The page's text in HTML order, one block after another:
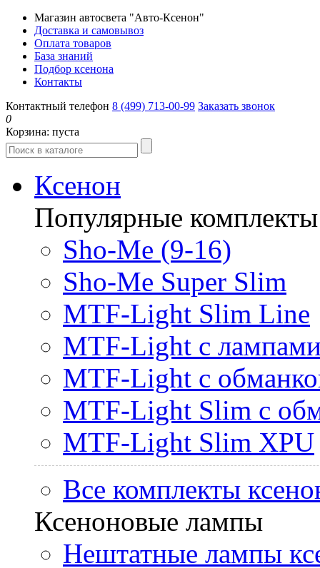
Магазин автосвета "Авто-Ксенон"
Доставка и самовывоз
Оплата товаров
База знаний
Подбор ксенона
Контакты
Контактный телефон 8 (499) 713-00-99 Заказать звонок
0
Корзина: пуста
Ксенон
Популярные комплекты
Sho-Me (9-16)
Sho-Me Super Slim
MTF-Light Slim Line
MTF-Light с
MTF-Light с
MTF-Light Slim с
MTF-Light Slim XPU
Все комплекты
Ксеноновые лампы
Нештатные лампы